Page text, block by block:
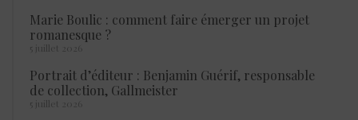
Marie Boulic : comment faire émerger un projet
romanesque ?
5 juillet 2026
Portrait d’éditeur : Benjamin Guérif, responsable
de collection, Gallmeister
5 juillet 2026